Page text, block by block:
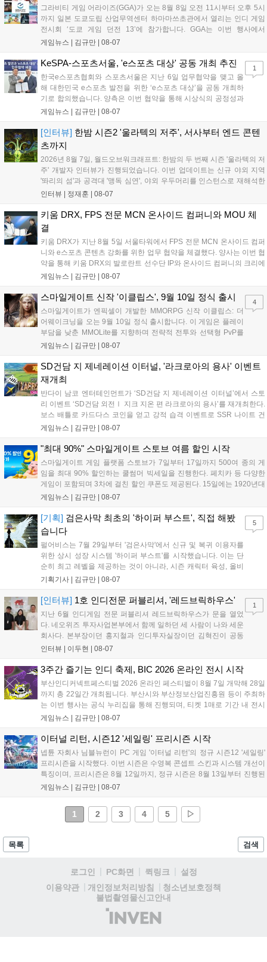
그라비티 게임 어라이즈(GGA)가 오는 8월 8일 오전 11시부터 오후 5시
까지 일본 도쿄도립 산업무역센터 하마마쓰초관에서 열리는 인디 게임
전시회 ‘도쿄 게임 던전 13’에 참가합니다. GGA는 이번 행사에서
‘JALECO ARCADE COLLECTION’ 시리즈의 미공개 작품 12종을 최초
입니다. 시연 참여 관람객에게는 선착순으로 특별 굿즈를 증정하며, 인
디 게임 생태계 활성화와 신규 타이틀 반응 확인을 목표로 합니다....
게임뉴스 | 김규만 08-07
KeSPA-스포츠서울, 'e스포츠 대상' 공동 개최 추진
한국e스포츠협회와 스포츠서울은 지난 6일 업무협약을 맺고 올
해 대한민국 e스포츠 발전을 위한 ‘e스포츠 대상’을 공동 개최하
기로 합의했습니다. 양측은 이번 협약을 통해 시상식의 공정성과
전문성을 강화하고 MZ세대를 겨냥한 미디어 영향력을 확대해 e
김영만 회장은 10년 만에 재추진되는 이번 시상식이 e스포츠의
성과와 가치를 널리 알리는 권위 있는 행사가 되도록 노력하겠다
고 밝혔습니다....
게임뉴스 | 김규만 08-07
1
[인터뷰] 한밤 시즌2 '울라텍의 저주', 서사부터 엔드 콘텐
츠까지
2026년 8월 7일, 월드오브워크래프트: 한밤의 두 번째 시즌 '울라텍의 저
주' 개발자 인터뷰가 진행되었습니다. 이번 업데이트는 신규 야외 지역
'똬리의 섬'과 공격대 '맹독 심연', 야외 우두머리를 인스턴스로 재해석한
'소굴'을 포함합니다. 개발진은 하우징 시스템 개선 및 신화+ 던전 로테이
를 표했습니다....
인터뷰 | 정재훈 08-07
키움 DRX, FPS 전문 MCN 온사이드 컴퍼니와 MOU 체
결
키움 DRX가 지난 8월 5일 서울타워에서 FPS 전문 MCN 온사이드 컴퍼
니와 e스포츠 콘텐츠 강화를 위한 업무 협약을 체결했다. 양사는 이번 협
약을 통해 키움 DRX의 발로란트 선수단 IP와 온사이드 컴퍼니의 크리에
이터 네트워크를 결합하여 정규 및 특별 콘텐츠를 공동 기획한다. 또한
오프라인 연계 프로그램을 순차적으로 선보이며 e스포츠 생태계 확장에
나설 계획이다....
게임뉴스 | 김규만 08-07
스마일게이트 신작 '이클립스', 9월 10일 정식 출시
스마일게이트가 엔픽셀이 개발한 MMORPG 신작 이클립스: 더
어웨이크닝을 오는 9월 10일 정식 출시합니다. 이 게임은 플레이
부담을 낮춘 MMOLite를 지향하며 전략적 전투와 선택형 PvP를
특징으로 합니다. 현재 공식 홈페이지와 앱 마켓에서 사전등록을
니다. 또한 카카오톡 채널 추가 시 주차별 스페셜 쿠폰과 한정 스
킨, 경품 이벤트 등 풍성한 혜택을 마련해 이용자들의 기대를 모
으고 있습니다....
게임뉴스 | 김규만 08-07
4
SD건담 지 제네레이션 이터널, '라크로아의 용사' 이벤트
재개최
반다이 남코 엔터테인먼트가 ‘SD건담 지 제네레이션 이터널’에서 스토
리 이벤트 ‘SD건담 외전Ⅰ 지크 지온 편 라크로아의 용사’를 재개최한다.
보스 배틀로 카드다스 코인을 얻고 강적 습격 이벤트로 SSR 나이트 건
담을 획득할 수 있다. 로그인 보너스로 최대 다이아 3,000개를 지급하며,
원 증정한다. 또한 9월 30일까지 공식 유튜브에서 특별 프로그램을 시청
할 수 있다....
게임뉴스 | 김규만 08-07
"최대 90%" 스마일게이트 스토브 여름 할인 시작
스마일게이트 게임 플랫폼 스토브가 7일부터 17일까지 500여 종의 게
임을 최대 90% 할인하는 쿨썸머 빅세일을 진행한다. 페치카 등 다양한
게임이 포함되며 3차에 걸친 할인 쿠폰도 제공된다. 15일에는 1920년대
경성 배경의 신작 그날의 신문이 출시되며, 15일부터 17일까지는 국내
은 공식 페이지에서 확인 가능하다....
게임뉴스 | 김규만 08-07
[기획] 검은사막 최초의 '하이퍼 부스트', 직접 해봤
습니다
펄어비스는 7월 29일부터 '검은사막'에서 신규 및 복귀 이용자를
위한 상시 성장 시스템 '하이퍼 부스트'를 시작했습니다. 이는 단
순히 최고 레벨을 제공하는 것이 아니라, 시즌 캐릭터 육성, 올비
아 아카데미 수료, 아침의 나라 설화 진행 등 4단계 과정을 통해
용자는 과제를 완수하며 동(V) 투발라 장비와 검은별 무기, 카라
자드 장신구 등을 획득해 주요 콘텐츠에 진입할 수 있습니다....
기획기사 | 김규만 08-07
5
[인터뷰] 1호 인디전문 퍼블리셔, '레드브릭하우스'
지난 6월 인디게임 전문 퍼블리셔 레드브릭하우스가 문을 열었
다. 네오위즈 투자사업본부에서 함께 일하던 세 사람이 나와 세운
회사다. 본부장이던 홍지철과 인디투자실장이던 김혁진이 공동
대표를, 중국사업실장이던 이민정이 이사를 맡았다. 출범 한 달여
피털의 재무적 투자가 연달아 들어왔다. 서비스 중인...
인터뷰 | 이두현 08-07
1
3주간 즐기는 인디 축제, BIC 2026 온라인 전시 시작
부산인디커넥트페스티벌 2026 온라인 페스티벌이 8월 7일 개막해 28일
까지 총 22일간 개최됩니다. 부산시와 부산정보산업진흥원 등이 주최하
는 이번 행사는 공식 누리집을 통해 진행되며, 티켓 1매로 기간 내 전시
작을 제한 없이 체험할 수 있습니다. 일반 및 루키 부문 등 다양한 인디게
세계 누구나 참여 가능한 이번 행사는 역대 최대 규모로 열려 인디게임
생태계 확장에 기여할 전망입니다....
게임뉴스 | 김규만 08-07
이터널 리턴, 시즌12 '세일링' 프리시즌 시작
넵튠 자회사 님블뉴런이 PC 게임 '이터널 리턴'의 정규 시즌12 '세일링'
프리시즌을 시작했다. 이번 시즌은 수영복 콘셉트 스킨과 시스템 개선이
특징이며, 프리시즌은 8월 12일까지, 정규 시즌은 8월 13일부터 진행된
다. 실험체 관찰일지 추가와 후반부 전략 강화를 위한 다중 크로노 스피
대를 모으고 있다....
게임뉴스 | 김규만 08-07
1 2 3 4 5 ▷
목록 검색
로그인 PC화면 퀵링크
설정
이용약관
개인정보처리방침
청소년보호정책
불법촬영물신고안내
(주)
인